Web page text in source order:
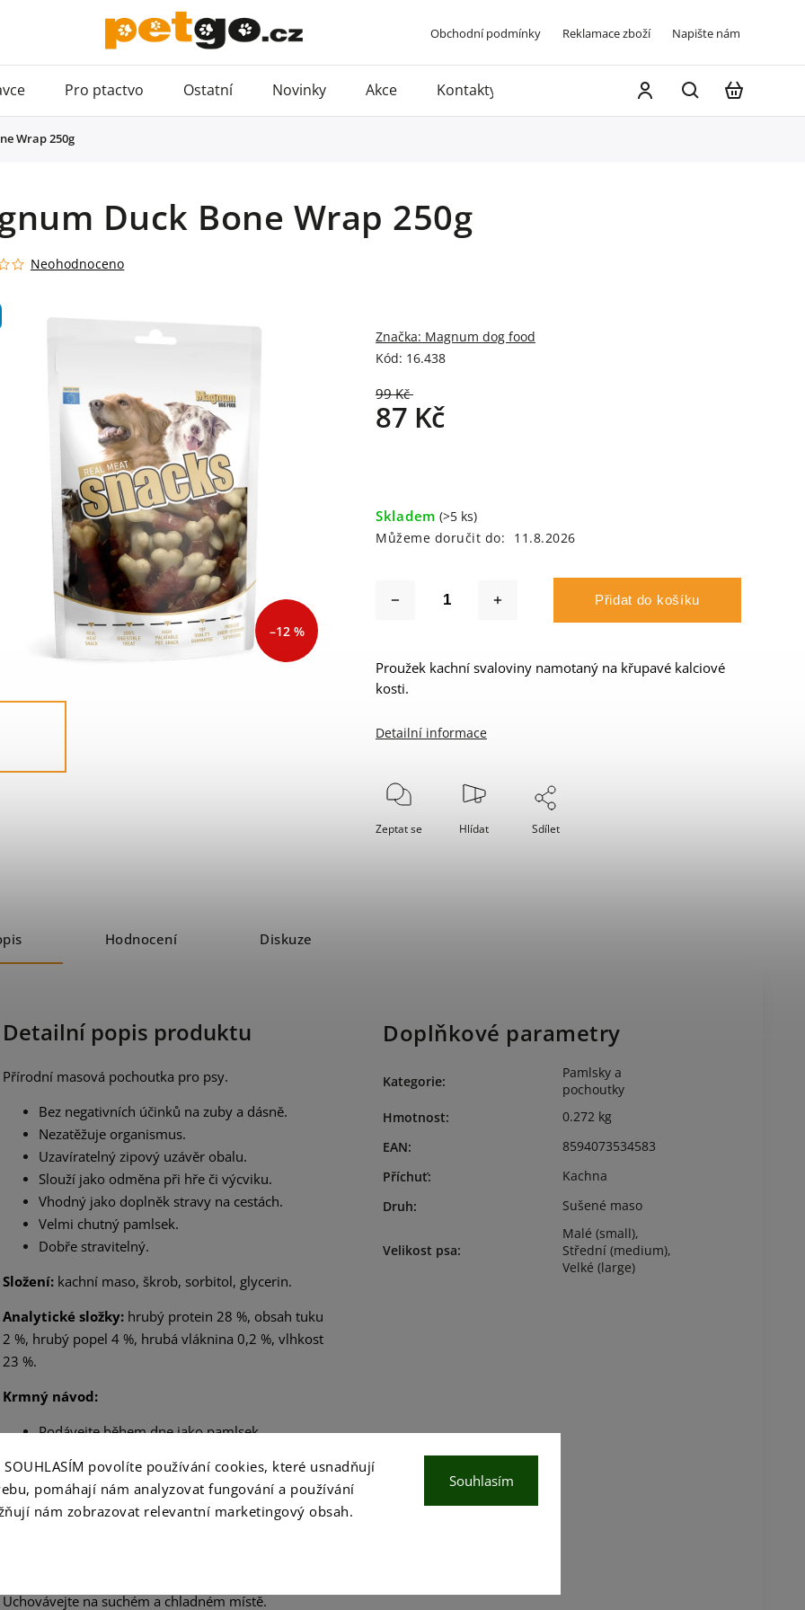
povolíte používání cookies, které usnadňují
pomáhají nám analyzovat fungování a používání
nám zobrazovat relevantní marketingový obsah.
Souhlasím
Obchodní podmínky Reklamace zboží Napište nám
Pro ptactvo Ostatní Novinky Akce Kontakty
Wrap 250g
Duck Bone Wrap 250g
Neohodnoceno
–12 %
Kód: 16.438
Značka: Magnum dog food
99 Kč
87 Kč
Skladem (>5 ks)
Můžeme doručit do:
11.8.2026
Přidat do košíku
Proužek kachní svaloviny namotaný na křupavé kalciové
kosti.
Detailní informace
Zeptat se Hlídat Sdílet
Hodnocení Diskuze
Detailní popis produktu
Přírodní masová pochoutka pro psy.
Bez negativních účinků na zuby a dásně.
Nezatěžuje organismus.
Uzavíratelný zipový uzávěr obalu.
Slouží jako odměna při hře či výcviku.
Vhodný jako doplněk stravy na cestách.
Velmi chutný pamlsek.
Dobře stravitelný.
Složení: kachní maso, škrob, sorbitol, glycerin.
Analytické složky: hrubý protein 28 %, obsah tuku
2 %, hrubý popel 4 %, hrubá vláknina 0,2 %, vlhkost
23 %.
Krmný návod:
Podávejte během dne jako pamlsek
Vašeho psa
Nepodávejte v nadměrných množstvích
Pes by měl mít přístup k dostatku čerstvé
Uchovávejte na suchém a chladném místě.
Doplňkové parametry
Kategorie:
Pamlsky a
pochoutky
Hmotnost:
0.272 kg
EAN:
8594073534583
Příchuť:
Kachna
Druh: Sušené maso
Velikost psa:
Malé (small),
Střední (medium),
Velké (large)